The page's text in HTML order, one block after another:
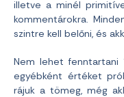
illetve a minél
kommentárokra.
szintre kell belőni, és
Nem lehet fenntartani
egyébként értéket
rájuk a tömeg, még